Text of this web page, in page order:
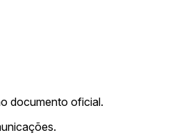
documento oficial.